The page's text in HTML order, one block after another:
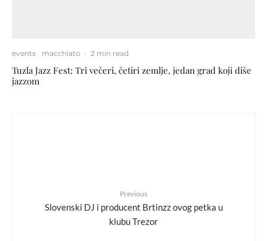
events macchiato · 2 min read
Tuzla Jazz Fest: Tri večeri, četiri zemlje, jedan grad koji diše
jazzom
Previous
Slovenski DJ i producent Brtinzz ovog petka u
klubu Trezor